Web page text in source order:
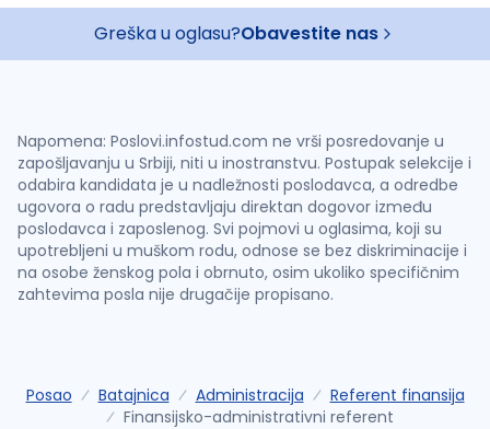
Greška u oglasu?Obavestite nas
Napomena: Poslovi.infostud.com ne vrši posredovanje u
zapošljavanju u Srbiji, niti u inostranstvu. Postupak selekcije i
odabira kandidata je u nadležnosti poslodavca, a odredbe
ugovora o radu predstavljaju direktan dogovor između
poslodavca i zaposlenog. Svi pojmovi u oglasima, koji su
upotrebljeni u muškom rodu, odnose se bez diskriminacije i
na osobe ženskog pola i obrnuto, osim ukoliko specifičnim
zahtevima posla nije drugačije propisano.
Posao Batajnica Administracija
Referent finansija
Finansijsko-administrativni referent